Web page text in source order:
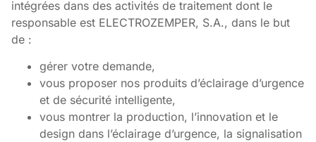
intégrées dans des activités de traitement dont le
responsable est ELECTROZEMPER, S.A., dans le but
de :
gérer votre demande,
vous proposer nos produits d’éclairage d’urgence
et de sécurité intelligente,
vous montrer la production, l’innovation et le
design dans l’éclairage d’urgence, la signalisation